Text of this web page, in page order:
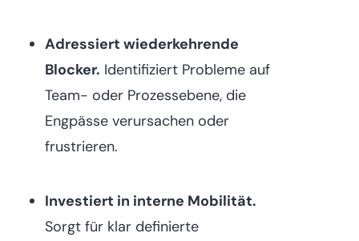
Adressiert wiederkehrende
Blocker. Identifiziert Probleme auf
Team- oder Prozessebene, die
Engpässe verursachen oder
frustrieren.
Investiert in interne Mobilität.
Sorgt für klar definierte